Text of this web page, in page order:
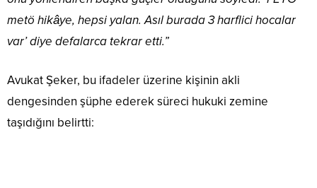
metö hikâye, hepsi yalan. Asıl burada 3 harflici hocalar
var’ diye defalarca tekrar etti.”
Avukat Şeker, bu ifadeler üzerine kişinin akli
dengesinden şüphe ederek süreci hukuki zemine
taşıdığını belirtti: